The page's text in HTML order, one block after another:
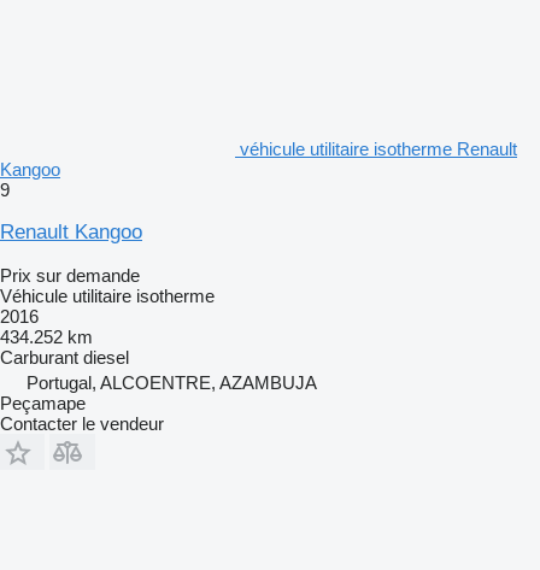
véhicule utilitaire isotherme Renault
Kangoo
9
Renault Kangoo
Prix sur demande
Véhicule utilitaire isotherme
2016
434.252 km
Carburant diesel
Portugal, ALCOENTRE, AZAMBUJA
Peçamape
Contacter le vendeur